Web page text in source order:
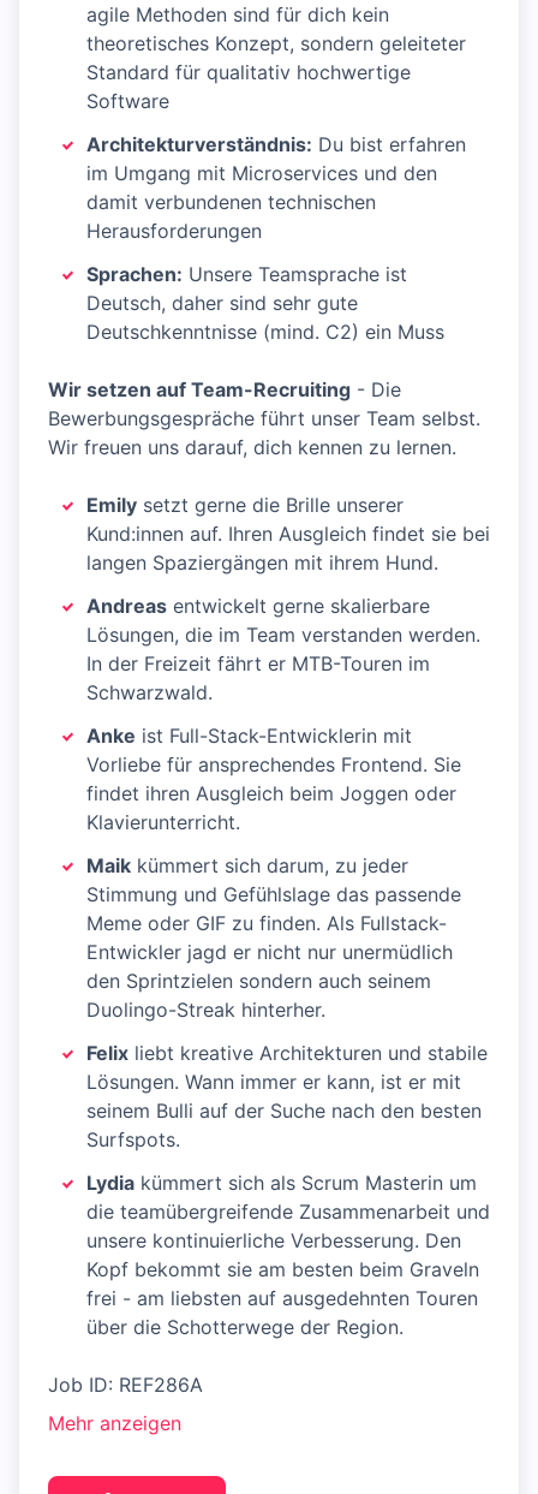
agile Methoden sind für dich kein
theoretisches Konzept, sondern geleiteter
Standard für qualitativ hochwertige
Software
Architekturverständnis: Du bist erfahren
im Umgang mit Microservices und den
damit verbundenen technischen
Herausforderungen
Sprachen: Unsere Teamsprache ist
Deutsch, daher sind sehr gute
Deutschkenntnisse (mind. C2) ein Muss
Wir setzen auf Team-Recruiting - Die
Bewerbungsgespräche führt unser Team selbst.
Wir freuen uns darauf, dich kennen zu lernen.
Emily setzt gerne die Brille unserer
Kund:innen auf. Ihren Ausgleich findet sie bei
langen Spaziergängen mit ihrem Hund.
Andreas entwickelt gerne skalierbare
Lösungen, die im Team verstanden werden.
In der Freizeit fährt er MTB-Touren im
Schwarzwald.
Anke ist Full-Stack-Entwicklerin mit
Vorliebe für ansprechendes Frontend. Sie
findet ihren Ausgleich beim Joggen oder
Klavierunterricht.
Maik kümmert sich darum, zu jeder
Stimmung und Gefühlslage das passende
Meme oder GIF zu finden. Als Fullstack-
Entwickler jagd er nicht nur unermüdlich
den Sprintzielen sondern auch seinem
Duolingo-Streak hinterher.
Felix liebt kreative Architekturen und stabile
Lösungen. Wann immer er kann, ist er mit
seinem Bulli auf der Suche nach den besten
Surfspots.
Lydia kümmert sich als Scrum Masterin um
die teamübergreifende Zusammenarbeit und
unsere kontinuierliche Verbesserung. Den
Kopf bekommt sie am besten beim Graveln
frei - am liebsten auf ausgedehnten Touren
über die Schotterwege der Region.
Job ID: REF286A
Mehr anzeigen